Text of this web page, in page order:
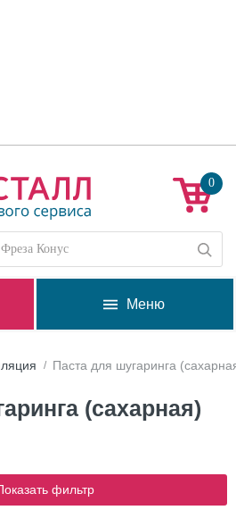
0
Меню
Паста для шугаринга
(сахарная)
фильтр